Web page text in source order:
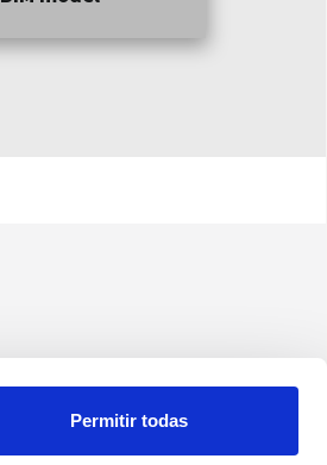
Permitir todas